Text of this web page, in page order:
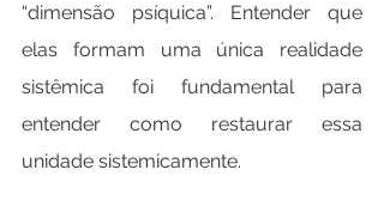
“dimensão psíquica”. Entender que
elas formam uma única realidade
sistêmica foi fundamental para
entender como restaurar essa
unidade sistemicamente.